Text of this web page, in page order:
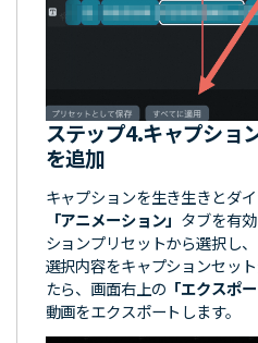
ステップ4.キャプショ
を追加
キャプションを生き生きとダ
「アニメーション」 タブを有
ションプリセットから選択し、
選択内容をキャプションセッ
たら、画面右上の 「エクスポー
動画をエクスポートします。